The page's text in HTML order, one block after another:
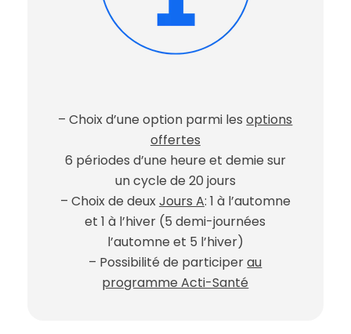
– Choix d’une option parmi lesoptions
offertes
6 périodes d’une heure et demie sur
un cycle de 20 jours
– Choix de deuxJours A: 1 à l’automne
et 1 à l’hiver (5 demi-journées
l’automne et 5 l’hiver)
– Possibilité de participerau
programme Acti-Santé